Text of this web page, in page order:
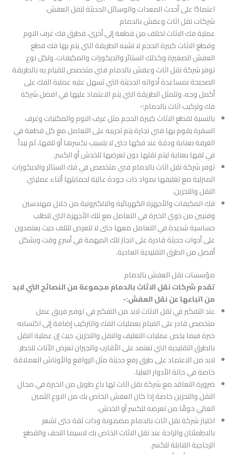
اعتمادًا على أحدث المعدات والوسائل الحديثة لنقل العفش.
شركات نقل اثاث وعفش بالدمام
عملية فك الاثاث تختلف من قطعة إلى أخرى، فطرق فك غرف النوم
وقطع الاثاث كبيرة الحجم لا تشبه الطريقة التي يتم بها فك قطع
العفش الصغيرة وكذلك الستائر والديكورات والمكيفات، ولكل نوع
توفر شركة نقل اثاث وعفش بالدمام فني متخصص للقيام به بالطريقة
الصحيحة بمساعدة أدواته الحديثة التي تسهل عليه عملية الفك على
أكمل وجه، وتتمثل الطريقة التي يتم الاعتماد عليها في افضل شركة
فك وتركيب اثاث بالدمام:-
بالنسبة لقطع الاثاث كبيرة الحجم مثل غرف النوم والمكتبات وغرف
السفرة يقوم بها فني نجارة يتم تدريبه على التعامل مع كل قطعة في
الغرفة بعناية ودقة عند فكها حتى لا يتسبب بكسرها أو تلفها، ثم يبدأ
في لفها بعناية ليتم نقلها دون تعرضها للخدش أو الكسر.
توفر شركة نقل اثاث بالدمام فني متخصص في فك الستائر والديكورات
المنزلية مع تغليفها بمواد ذات جودة عالية لحمايتها أثناء عمليتي
النقل والتخزين.
فك المكيفات والأجهزة الكهربائية والالكترونية من خلال مهندسين
وفنيين من ذوي الخبرة في التعامل مع تلك الأجهزة التي تتطلب
حساسية شديدة في التعامل معها حتى لا تتعرض للتلف حيث يعتمدون
على أدوات حديثة قادرة على انجاز تلك المهمة في أسرع وقت وبشكل
أفضل من الطرق التقليدية العادية.
مؤسسات نقل العفش بالدمام
تقدم شركات نقل الاثاث بالدمام مجموعة من النصائح التي لابد
من اتباعها عن نقل العفش:-
عند التفكير في نقل الاثاث لابد من التفكير في توفير فريق عمل
متخصص قادر على القيام بعمليات الفك والتركيب إضافة إلى اكتسابه
خبرة فيما يخص عمليات التغليف والنقل والتخزين، حيث إن عملية النقل
بالطرق التقليدية التي تعتمد على الأقارب والجيران تعرض الأثاث للخطر.
لابد من الاعتماد على طرق رفع حديثة مثل الروافع والأوناش العملاقة
خاصة في حالة الأدوار العليا.
ضرورة التعاقد مع شركة نقل اثاث لها باع طويل من الخبرة في مجال
النقل والتخزين خاصة إذا كان العفش الخاص بك من النوع الثمين
الغالي خوفًا من تعرضه للكسر أو الخدش.
اختيار شركة نقل اثاث بالدمام مضمونة وذات ثقة حتى تشعر
بالاطمئنان والراحة عند نقل الاثاث الخاص بك لاسيما التحف والقطع
الزجاجية القابلة للكسر.